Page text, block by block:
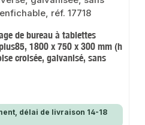
de bureau à tablettes
1800 x 750 x 300 mm (h
croisée, galvanisé, sans
délai de livraison 14-18